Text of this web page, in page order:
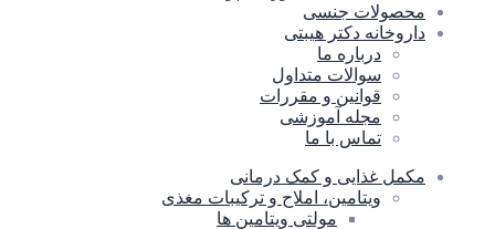
محصولات جنسی
داروخانه دکتر هیبتی
درباره ما
سوالات متداول
قوانین و مقررات
مجله آموزشی
تماس با ما
مکمل غذایی و کمک درمانی
ویتامین، املاح و ترکیبات مغذی
مولتی ویتامین ها